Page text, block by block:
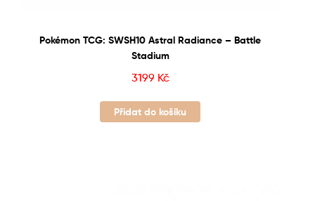
Pokémon TCG: SWSH10 Astral Radiance – Battle
Stadium
3199 Kč
Přidat do košíku